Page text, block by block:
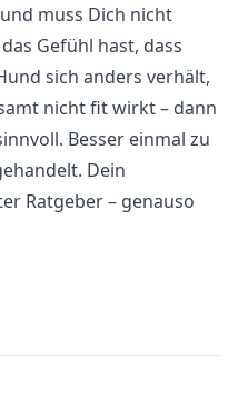
muss Dich nicht
Gefühl hast, dass
sich anders verhält,
nicht fit wirkt – dann
Besser einmal zu
Dein
Ratgeber – genauso